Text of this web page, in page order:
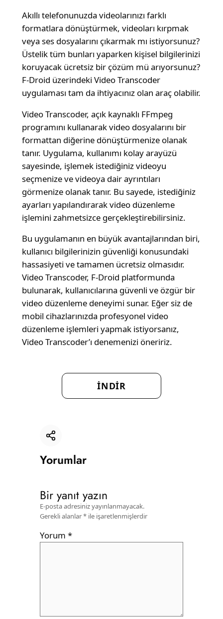
Akıllı telefonunuzda videolarınızı farklı
formatlara dönüştürmek, videoları kırpmak
veya ses dosyalarını çıkarmak mı istiyorsunuz?
Üstelik tüm bunları yaparken kişisel bilgilerinizi
koruyacak ücretsiz bir çözüm mü arıyorsunuz?
F-Droid üzerindeki Video Transcoder
uygulaması tam da ihtiyacınız olan araç olabilir.
Video Transcoder, açık kaynaklı FFmpeg
programını kullanarak video dosyalarını bir
formattan diğerine dönüştürmenize olanak
tanır. Uygulama, kullanımı kolay arayüzü
sayesinde, işlemek istediğiniz videoyu
seçmenize ve videoya dair ayrıntıları
görmenize olanak tanır. Bu sayede, istediğiniz
ayarları yapılandırarak video düzenleme
işlemini zahmetsizce gerçekleştirebilirsiniz.
Bu uygulamanın en büyük avantajlarından biri,
kullanıcı bilgilerinizin güvenliği konusundaki
hassasiyeti ve tamamen ücretsiz olmasıdır.
Video Transcoder, F-Droid platformunda
bulunarak, kullanıcılarına güvenli ve özgür bir
video düzenleme deneyimi sunar. Eğer siz de
mobil cihazlarınızda profesyonel video
düzenleme işlemleri yapmak istiyorsanız,
Video Transcoder’ı denemenizi öneririz.
İNDİR
Yorumlar
Bir yanıt yazın
E-posta adresiniz yayınlanmayacak.
Gerekli alanlar*ile işaretlenmişlerdir
Yorum *